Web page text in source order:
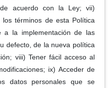
acuerdo con la Ley; vii)
términos de esta Política
a la implementación de las
defecto, de la nueva política
viii) Tener fácil acceso al
ix) Acceder de
datos personales que se